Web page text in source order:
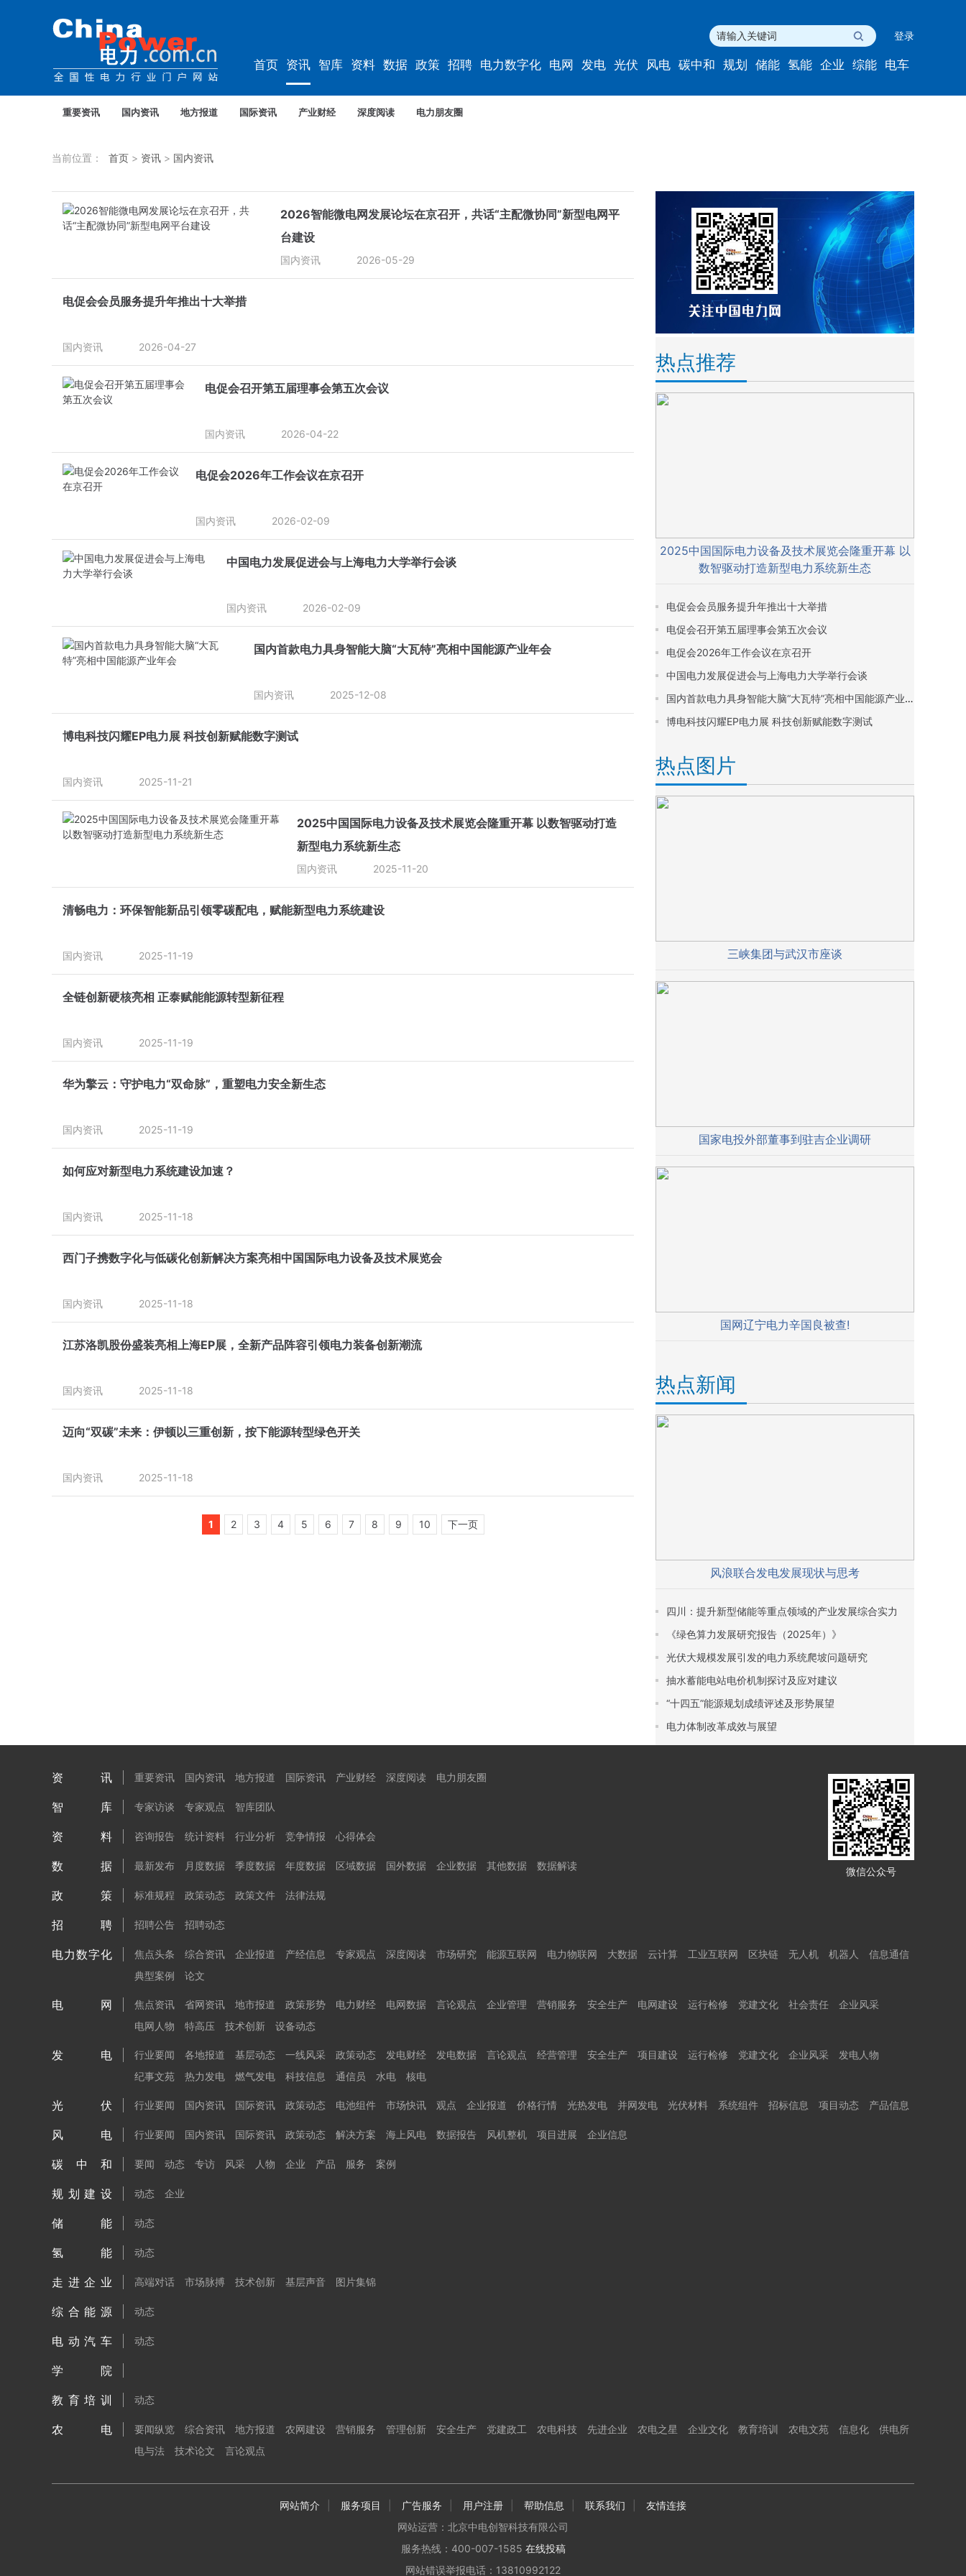
登录
首页 资讯 智库 资料 数据 政策 招聘 电力数字化 电网 发电 光伏 风电 碳中和 规划 储能 氢能 企业 综能 电车
重要资讯 国内资讯 地方报道 国际资讯 产业财经 深度阅读 电力朋友圈
当前位置： 首页 > 资讯 > 国内资讯
2026智能微电网发展论坛在京召开，共话“主配微协同”新型电网平
台建设‌
国内资讯 2026-05-29
电促会会员服务提升年推出十大举措
国内资讯 2026-04-27
电促会召开第五届理事会第五次会议
国内资讯 2026-04-22
电促会2026年工作会议在京召开
国内资讯 2026-02-09
中国电力发展促进会与上海电力大学举行会谈
国内资讯 2026-02-09
国内首款电力具身智能大脑“大瓦特”亮相中国能源产业年会
国内资讯 2025-12-08
博电科技闪耀EP电力展 科技创新赋能数字测试
国内资讯 2025-11-21
2025中国国际电力设备及技术展览会隆重开幕 以数智驱动打造
新型电力系统新生态
国内资讯 2025-11-20
清畅电力：环保智能新品引领零碳配电，赋能新型电力系统建设
国内资讯 2025-11-19
全链创新硬核亮相 正泰赋能能源转型新征程
国内资讯 2025-11-19
华为擎云：守护电力“双命脉”，重塑电力安全新生态
国内资讯 2025-11-19
如何应对新型电力系统建设加速？
国内资讯 2025-11-18
西门子携数字化与低碳化创新解决方案亮相中国国际电力设备及技术展览会
国内资讯 2025-11-18
江苏洛凯股份盛装亮相上海EP展，全新产品阵容引领电力装备创新潮流
国内资讯 2025-11-18
迈向“双碳”未来：伊顿以三重创新，按下能源转型绿色开关
国内资讯 2025-11-18
1 2 3 4 5 6 7 8 9 10 下一页
热点推荐
2025中国国际电力设备及技术展览会隆重开幕 以
数智驱动打造新型电力系统新生态
电促会会员服务提升年推出十大举措
电促会召开第五届理事会第五次会议
电促会2026年工作会议在京召开
中国电力发展促进会与上海电力大学举行会谈
国内首款电力具身智能大脑“大瓦特”亮相中国能源产业年会
博电科技闪耀EP电力展 科技创新赋能数字测试
热点图片
三峡集团与武汉市座谈
国家电投外部董事到驻吉企业调研
国网辽宁电力辛国良被查!
热点新闻
风浪联合发电发展现状与思考
四川：提升新型储能等重点领域的产业发展综合实力
《绿色算力发展研究报告（2025年）》
光伏大规模发展引发的电力系统爬坡问题研究
抽水蓄能电站电价机制探讨及应对建议
“十四五”能源规划成绩评述及形势展望
电力体制改革成效与展望
微信公众号
资讯 重要资讯 国内资讯 地方报道 国际资讯 产业财经 深度阅读 电力朋友圈
智库 专家访谈 专家观点 智库团队
资料 咨询报告 统计资料 行业分析 竞争情报 心得体会
数据 最新发布 月度数据 季度数据 年度数据 区域数据 国外数据 企业数据 其他数据 数据解读
政策 标准规程 政策动态 政策文件 法律法规
招聘 招聘公告 招聘动态
电力数字化 焦点头条 综合资讯 企业报道 产经信息 专家观点 深度阅读 市场研究 能源互联网 电力物联网 大数据 云计算 工业互联网 区块链 无人机 机器人
信息通信
典型案例
论文
电网 焦点资讯 省网资讯 地市报道 政策形势 电力财经 电网数据 言论观点 企业管理 营销服务 安全生产 电网建设 运行检修 党建文化 社会责任
企业风采
电网人物
特高压 技术创新 设备动态
发电 行业要闻 各地报道 基层动态 一线风采 政策动态 发电财经 发电数据 言论观点 经营管理 安全生产 项目建设 运行检修 党建文化 企业风采
发电人物
纪事文苑
热力发电 燃气发电 科技信息 通信员 水电 核电
光伏 行业要闻 国内资讯 国际资讯 政策动态 电池组件 市场快讯 观点 企业报道 价格行情 光热发电 并网发电 光伏材料 系统组件 招标信息 项目动态 产品信息
风电 行业要闻 国内资讯 国际资讯 政策动态 解决方案 海上风电 数据报告 风机整机 项目进展 企业信息
碳中和 要闻 动态 专访 风采 人物 企业 产品 服务 案例
规划建设 动态 企业
储能 动态
氢能 动态
走进企业 高端对话 市场脉搏 技术创新 基层声音 图片集锦
综合能源 动态
电动汽车 动态
学院
教育培训 动态
农电 要闻纵览 综合资讯 地方报道 农网建设 营销服务 管理创新 安全生产 党建政工 农电科技 先进企业 农电之星 企业文化 教育培训 农电文苑 信息化
供电所
电与法
技术论文 言论观点
网站简介 服务项目 广告服务 用户注册 帮助信息 联系我们
友情连接
网站运营：北京中电创智科技有限公司
服务热线：400-007-1585 在线投稿
网站错误举报电话：13810992122